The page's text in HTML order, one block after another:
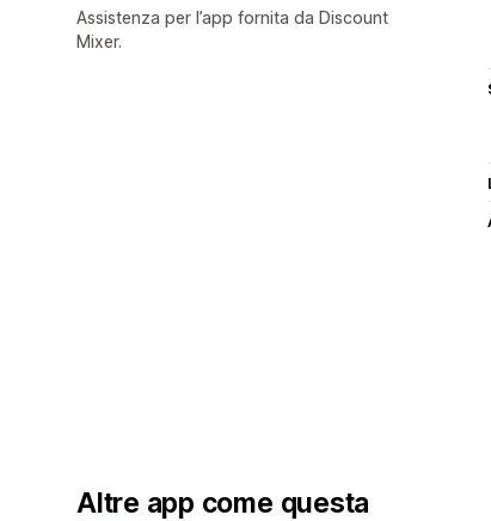
Assistenza per l’app fornita da Discount
Mixer.
Altre app come questa